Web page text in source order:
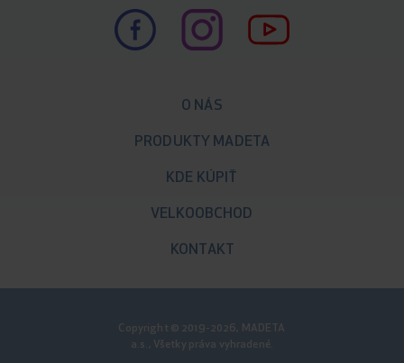
O NÁS
PRODUKTY MADETA
KDE KÚPIŤ
VELKOOBCHOD
KONTAKT
Copyright © 2019-2026, MADETA
a.s., Všetky práva vyhradené.